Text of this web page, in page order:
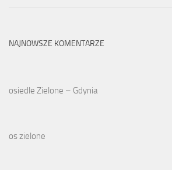
NAJNOWSZE KOMENTARZE
osiedle Zielone – Gdynia
os zielone